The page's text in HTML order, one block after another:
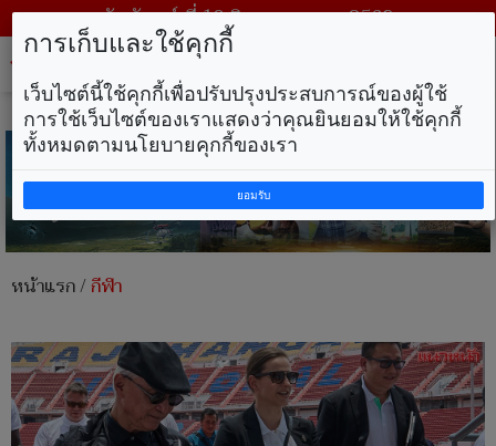
วันจันทร์ ที่ 10 สิงหาคม พ.ศ. 2569
หน้าแรก/กีฬา
การเก็บและใช้คุกกี้
เว็บไซต์นี้ใช้คุกกี้เพื่อปรับปรุงประสบการณ์ของผู้ใช้
การใช้เว็บไซต์ของเราแสดงว่าคุณยินยอมให้ใช้คุกกี้
ทั้งหมดตามนโยบายคุกกี้ของเรา
ยอมรับ